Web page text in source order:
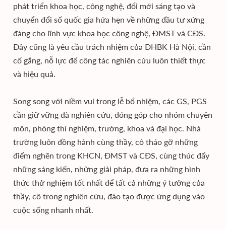
phát triển khoa học, công nghệ, đổi mới sáng tạo và
chuyển đổi số quốc gia hứa hẹn về những đầu tư xứng
đáng cho lĩnh vực khoa học công nghệ, ĐMST và CĐS.
Đây cũng là yêu cầu trách nhiệm của ĐHBK Hà Nội, cần
cố gắng, nỗ lực để công tác nghiên cứu luôn thiết thực
và hiệu quả.
Song song với niềm vui trong lễ bổ nhiệm, các GS, PGS
cần giữ vững đà nghiên cứu, đóng góp cho nhóm chuyên
môn, phòng thí nghiệm, trường, khoa và đại học. Nhà
trường luôn đồng hành cùng thầy, cô tháo gỡ những
điểm nghẽn trong KHCN, ĐMST và CĐS, cùng thúc đẩy
những sáng kiến, những giải pháp, đưa ra những hình
thức thử nghiệm tốt nhất để tất cả những ý tưởng của
thầy, cô trong nghiên cứu, đào tạo được ứng dụng vào
cuộc sống nhanh nhất.